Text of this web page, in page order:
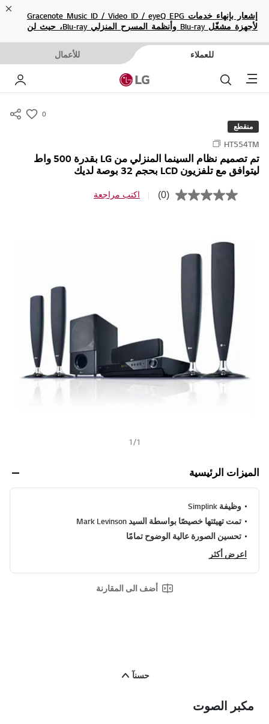
إشعار بإنهاء خدمات Gracenote Music ID / Video ID / eyeQ EPG
لأجهزة مشغّل Blu-ray وأنظمة المسرح المنزلي Blu-ray، حيث لن
للعملاء للأعمال
Menu
0
m
منقطع
HT554TM
تم تصميم نظام السينما المنزلي من LG بقدرة 500 واط
ليتوافق مع تلفزيون LCD بحجم 32 بوصة لديك
ب
م
ن
ي
ف
ر
ب
ط
س
ا
(0) اكتب مراجعة
1 /1
الميزات الرئيسية
وظيفة Simplink
تمت تهيئتها خصيصًا بواسطة السيد Mark Levinson
تحسين الصورة عالية الوضوح تمامًا
اعرض أكثر
أضف الى المقارنة
حسنآ
مكبر الصوت